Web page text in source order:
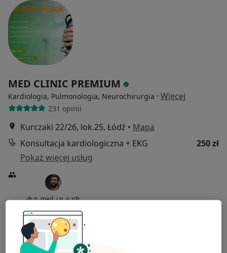
MED CLINIC PREMIUM
Kardiologia, Pulmonologia, Neurochirurgia · Więcej
231 opinii
Kurczaki 22/26, lok.25, Łódź • Mapa
Konsultacja kardiologiczna + EKG
250 zł
Pokaż więcej usług
dr n. med. i n. o zdr.
kardiolog